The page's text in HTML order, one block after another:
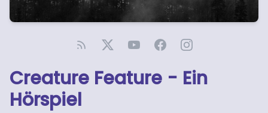
Creature Feature - Ein
Hörspiel